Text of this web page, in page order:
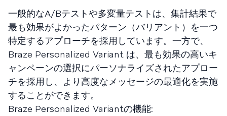
一般的なA/Bテストや多変量テストは、集計結果で
最も効果がよかったパターン（バリアント）を一つ
特定するアプローチを採用しています。一方で、
Braze Personalized Variant は、最も効果の高いキ
ャンペーンの選択にパーソナライズされたアプロー
チを採用し、より高度なメッセージの最適化を実施
することができます。
Braze Personalized Variantの機能: